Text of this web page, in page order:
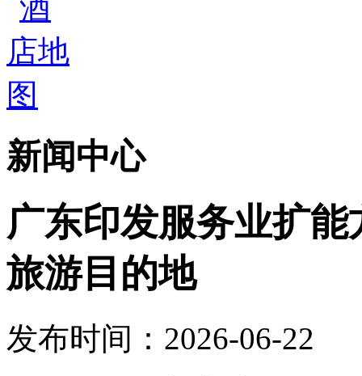
新闻中心
广东印发服务业扩
旅游目的地
发布时间：2026-06-22